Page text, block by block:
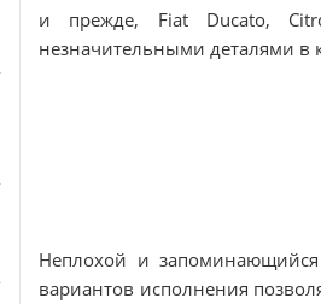
и прежде, Fiat Ducato,
незначительными деталями в
Неплохой и
вариантов исполнения